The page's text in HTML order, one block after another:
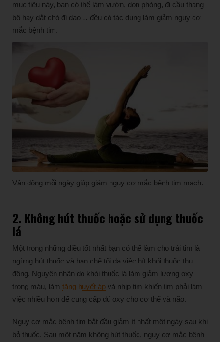
mục tiêu này, bạn có thể làm vườn, dọn phòng, đi cầu thang
bộ hay dắt chó đi dạo… đều có tác dụng làm giảm nguy cơ
mắc bệnh tim.
Vận động mỗi ngày giúp giảm nguy cơ mắc bệnh tim mạch.
2. Không hút thuốc hoặc sử dụng thuốc
lá
Một trong những điều tốt nhất bạn có thể làm cho trái tim là
ngừng hút thuốc và hạn chế tối đa việc hít khói thuốc thụ
động. Nguyên nhân do khói thuốc lá làm giảm lượng oxy
trong máu, làm tăng huyết áp và nhịp tim khiến tim phải làm
việc nhiều hơn để cung cấp đủ oxy cho cơ thể và não.
Nguy cơ mắc bệnh tim bắt đầu giảm ít nhất một ngày sau khi
bỏ thuốc. Sau một năm không hút thuốc, nguy cơ mắc bệnh